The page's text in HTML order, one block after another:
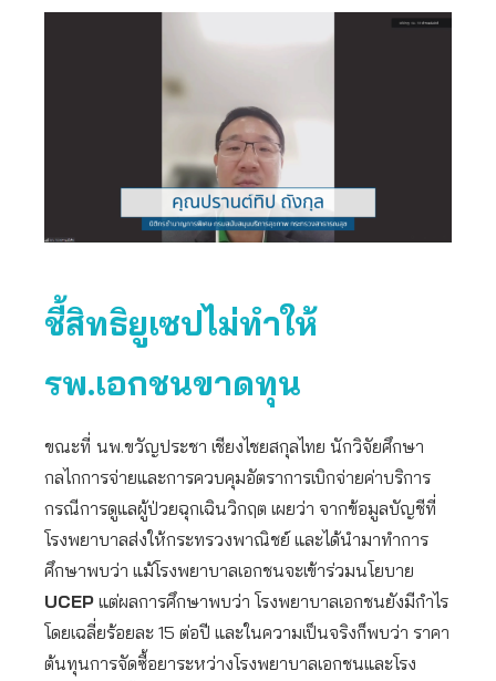
ชี้สิทธิยูเซปไม่ทำให้
รพ.เอกชนขาดทุน
ขณะที่ นพ.ขวัญประชา เชียงไชยสกุลไทย นักวิจัยศึกษา
กลไกการจ่ายและการควบคุมอัตราการเบิกจ่ายค่าบริการ
กรณีการดูแลผู้ป่วยฉุกเฉินวิกฤต เผยว่า จากข้อมูลบัญชีที่
โรงพยาบาลส่งให้กระทรวงพาณิชย์ และได้นำมาทำการ
ศึกษาพบว่า แม้โรงพยาบาลเอกชนจะเข้าร่วมนโยบาย
UCEP แต่ผลการศึกษาพบว่า โรงพยาบาลเอกชนยังมีกำไร
โดยเฉลี่ยร้อยละ 15 ต่อปี และในความเป็นจริงก็พบว่า ราคา
ต้นทุนการจัดซื้อยาระหว่างโรงพยาบาลเอกชนและโรง